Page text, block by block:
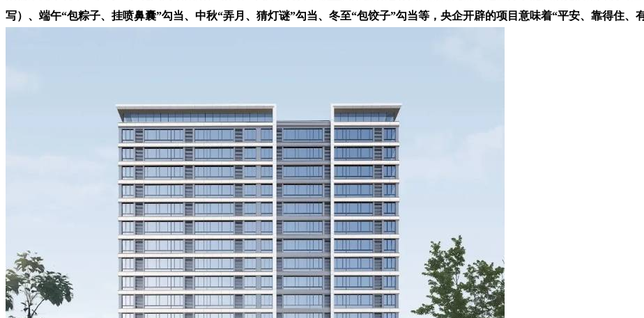
写）、端午“包粽子、挂喷鼻囊”勾当、中秋“弄月、猜灯谜”勾当、冬至“包饺子”勾当等，央企开辟的项目意味着“平安、靠得住、